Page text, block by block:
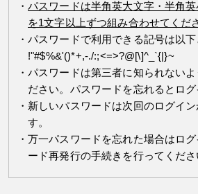
パスワードは半角英大文字・半角
を1文字以上ずつ組み合わせてくだ
パスワードで利用できる記号は以下
!"#$%&'()*+,-./:;<=>?@[\]^_`{|}~
パスワードは第三者に知られない
ださい。パスワードを忘れるとログ
新しいパスワードは次回のログイ
す。
万一パスワードを忘れた場合はロ
ード再発行の手続きを行ってくださ